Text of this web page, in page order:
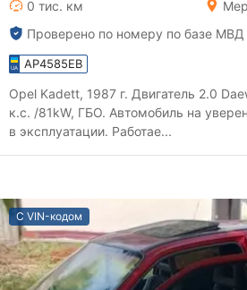
0 тис. км
Проверено по номеру по базе МВД
AP4585EB
Opel Kadett, 1987 г. Двигатель 2.0
к.с. /81kW, ГБО. Автомобиль на
в эксплуатации. Работае...
С VIN-кодом